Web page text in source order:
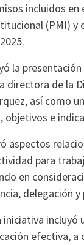
incluidos en
(PMI) y
la
directora de la
así como
objetivos e
aspectos
para
en
delegación y
iniciativa incluyó
efectiva, a